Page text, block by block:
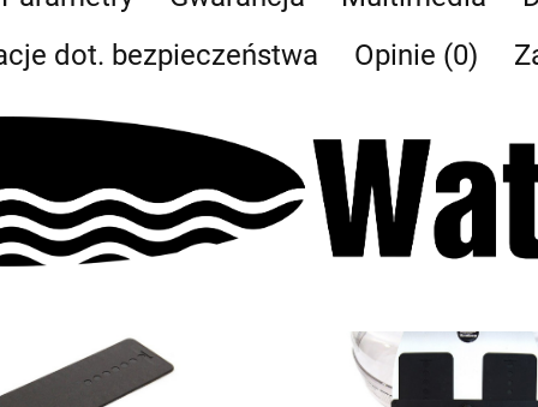
dot. bezpieczeństwa
Opinie (0)